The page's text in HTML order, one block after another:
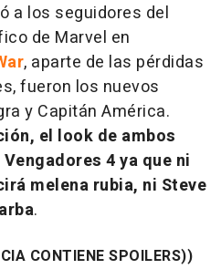
a los seguidores del
de Marvel en
, aparte de las pérdidas
fueron los nuevos
y Capitán América.
el look de ambos
Vengadores 4ya que ni
melena rubia, ni Steve
.
CONTIENE SPOILERS))